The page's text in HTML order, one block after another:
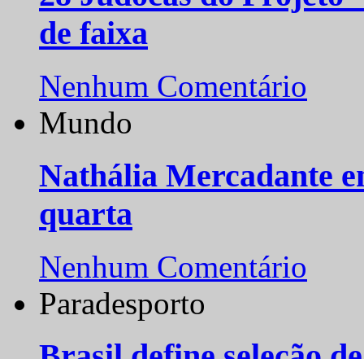
de faixa
Nenhum Comentário
Mundo
Nathália Mercadante
quarta
Nenhum Comentário
Paradesporto